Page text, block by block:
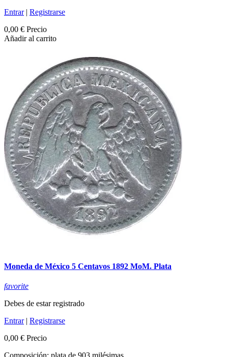
Entrar| Registrarse
0,00 € Precio
Añadir al carrito
Moneda de México 5 Centavos 1892 MoM. Plata
favorite
Debes de estar registrado
Entrar| Registrarse
0,00 € Precio